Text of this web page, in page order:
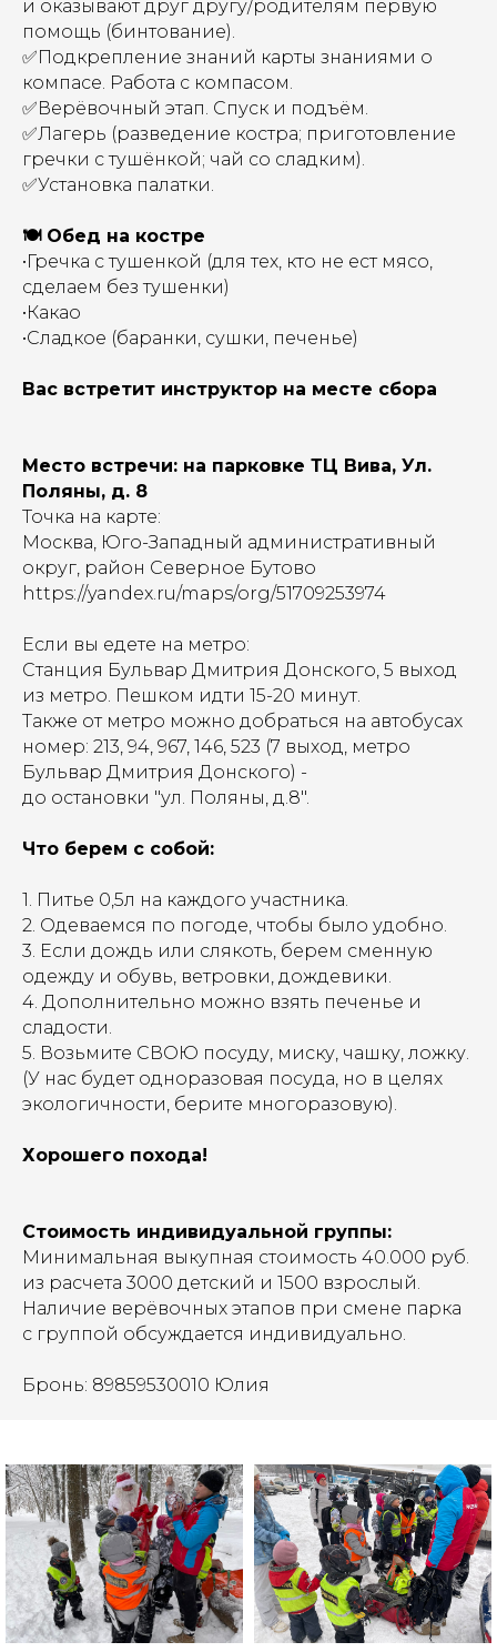
и оказывают друг другу/родителям первую
помощь (бинтование).
✅Подкрепление знаний карты знаниями о
компасе. Работа с компасом.
✅Верёвочный этап. Спуск и подъём.
✅Лагерь (разведение костра; приготовление
гречки с тушёнкой; чай со сладким).
✅Установка палатки.
🍽️ Обед на костре
•Гречка с тушенкой (для тех, кто не ест мясо,
сделаем без тушенки)
•Какао
•Сладкое (баранки, сушки, печенье)
Вас встретит инструктор на месте сбора
Место встречи: на парковке ТЦ Вива, Ул.
Поляны, д. 8
Точка на карте:
Москва, Юго-Западный административный
округ, район Северное Бутово
https://yandex.ru/maps/org/51709253974
Если вы едете на метро:
Станция Бульвар Дмитрия Донского, 5 выход
из метро. Пешком идти 15-20 минут.
Также от метро можно добраться на автобусах
номер: 213, 94, 967, 146, 523 (7 выход, метро
Бульвар Дмитрия Донского) -
до остановки "ул. Поляны, д.8".
Что берем с собой:​
1. Питье 0,5л на каждого участника.
2. Одеваемся по погоде, чтобы было удобно.
3. Если дождь или слякоть, берем сменную
одежду и обувь, ветровки, дождевики.
4. Дополнительно можно взять печенье и
сладости.
5. Возьмите СВОЮ посуду, миску, чашку, ложку.
(У нас будет одноразовая посуда, но в целях
экологичности, берите многоразовую).
Хорошего похода!
Стоимость индивидуальной группы:
Минимальная выкупная стоимость 40.000 руб.
из расчета 3000 детский и 1500 взрослый.
Наличие верёвочных этапов при смене парка
с группой обсуждается индивидуально.
Бронь: 89859530010 Юлия